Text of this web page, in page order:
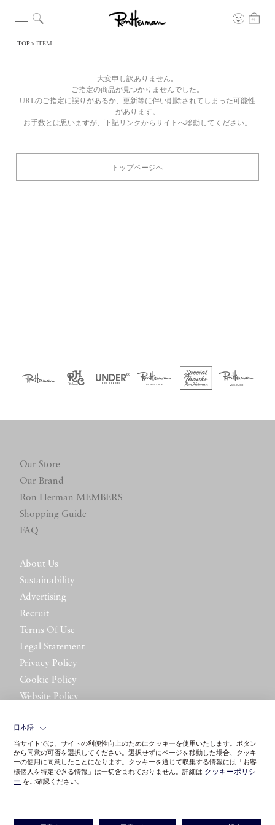
TOP ITEM
大変申し訳ありません。
ご指定の商品が見つかりませんでした。
URLのご指定に誤りがあるか、更新等に伴い削除されてしまった可能性
があります。
お手数とは思いますが、下記リンクからサイトへ移動してください。
トップページへ
Our Store
Our Brand
Ron Herman MEMBERS
Shopping Guide
FAQ
About Us
Sustainability
Advertising
Recruit
Terms Of Use
Legal Statement
Privacy Policy
Cookie Policy
Website Policy
日本語
当サイトでは、サイトの利便性向上のためにクッキーを使用いたします。ボタン
から同意の可否を選択してください。選択せずにページを移動した場合、クッキ
ーの使用に同意したことになります。クッキーを通じて収集する情報には「お客
様個人を特定できる情報」は一切含まれておりません。詳細は クッキーポリシ
ー をご確認ください。